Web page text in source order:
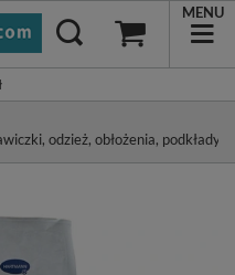
MENU
odzież, obłożenia, podkłady,